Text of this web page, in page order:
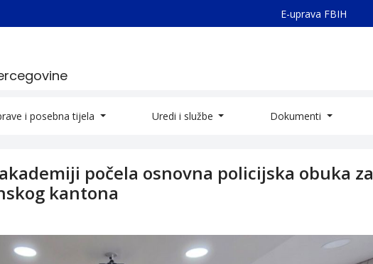
E-uprava FBIH
i posebna tijela Uredi i službe Dokumenti
počela osnovna policijska obuka za
kantona